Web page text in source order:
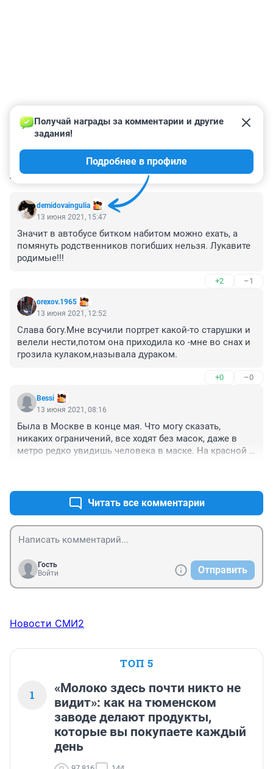
КОММЕНТАРИИ 12
demidovaingulia
Получай награды за комментарии и другие
задания!
Подробнее в профиле
13 июня 2021, 15:47
Значит в автобусе битком набитом можно ехать, а
помянуть родственников погибших нельзя. Лукавите
родимые!!!
+2 –1
orexov.1965
13 июня 2021, 12:52
Слава богу.Мне всучили портрет какой-то старушки и
велели нести,потом она приходила ко -мне во снах и
грозила кулаком,называла дураком.
+0 –0
Bessi
13 июня 2021, 08:16
Была в Москве в конце мая. Что могу сказать,
никаких ограничений, все ходят без масок, даже в
метро редко увидишь человека в маске. На красной
приучает нас как стадо БАРАНОВ к послушанию, к
жизни под руководством власти!!! А многие так и
живут, моя хата с краю…. Очень страшно, к чему мы
придём с таким послушанием!
Читать все комментарии
Гость
Войти
Отправить
Новости СМИ2
ТОП 5
1
«Молоко здесь почти никто не
видит»: как на тюменском
заводе делают продукты,
которые вы покупаете каждый
день